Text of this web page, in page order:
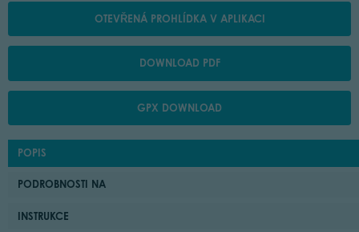
OTEVŘENÁ PROHLÍDKA V APLIKACI
DOWNLOAD PDF
GPX DOWNLOAD
POPIS
PODROBNOSTI NA
INSTRUKCE